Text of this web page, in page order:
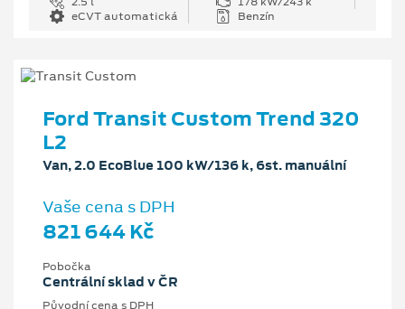
eCVT automatická
Benzín
Ford Transit Custom Trend 320
L2
Van, 2.0 EcoBlue 100 kW/136 k, 6st. manuální
Vaše cena s DPH
821 644 Kč
Pobočka
Centrální sklad v ČR
Původní cena s DPH